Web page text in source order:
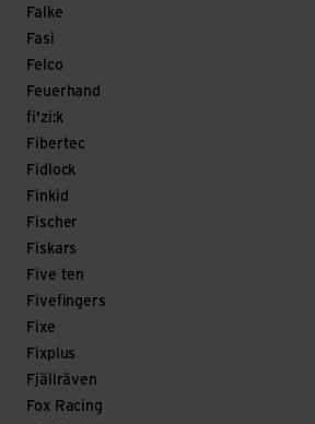
Falke
Fasi
Felco
Feuerhand
fi'zi:k
Fibertec
Fidlock
Finkid
Fischer
Fiskars
Five ten
Fivefingers
Fixe
Fixplus
Fjällräven
Fox Racing